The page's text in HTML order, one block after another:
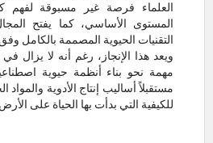
العلماء فرصة غير مسبوقة لفهم
المستوى الأساسي، كما يفتح
التقنيات الحيوية المصممة بالكامل
ويعد هذا الإنجاز، رغم أنه لا يزال
مهمة نحو بناء أنظمة حيوية
مستقبلاً أساليب إنتاج الأدوية والمواد
للكيفية التي بدأت بها الحياة على الأرض.